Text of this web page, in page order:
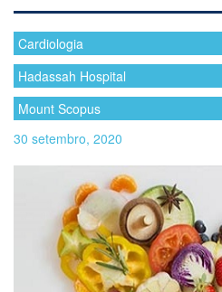
Cardiologia
Hadassah Hospital
Mount Scopus
30 setembro, 2020